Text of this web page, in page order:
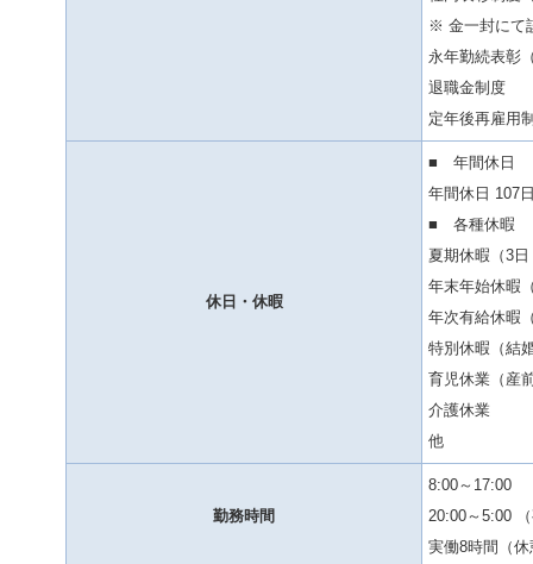
※ 金一封にて
永年勤続表彰
退職金制度
定年後再雇用
休日・休暇
■ 年間休日
年間休日 107
■ 各種休暇
夏期休暇（3
年末年始休暇
年次有給休暇
特別休暇（結
育児休業（産
介護休業
他
勤務時間
8:00～17:00
20:00～5:00
実働8時間（